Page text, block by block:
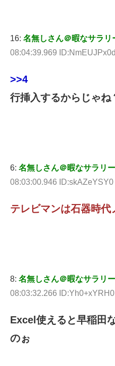
16: 名無しさん＠暇なサラリ
08:04:39.969 ID:NmEUJPx0d
>>4
行挿入するからじゃね
6: 名無しさん＠暇なサラリ
08:03:00.946 ID:skAZeYSY0
テレビマンは石器時代
8: 名無しさん＠暇なサラリ
08:03:32.266 ID:Yh0+xYRH0
Excel使えると早稲田
のぉ